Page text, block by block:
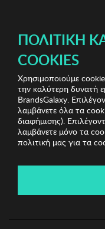
Lucky Bees Bags
Τσάντα Lucky Bees
Lucky Bees
Λήγει σε: 00ημέρες |
ΠΟΛΙΤΙΚΉ
COOKIES
Χρησιμοποιούμε
την καλύτερη δυνατή
BrandsGalaxy.
λαμβάνετε όλα τα
διαφήμισης).
λαμβάνετε μόνο τα
πολιτική μας για τα